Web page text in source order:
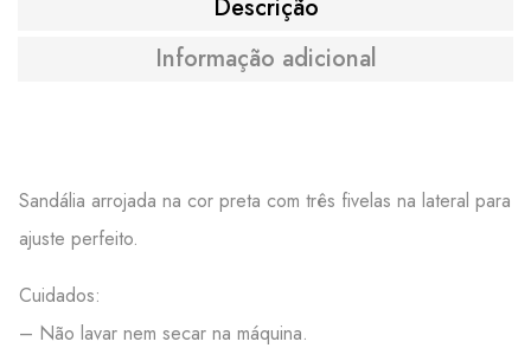
Descrição
Informação adicional
Sandália arrojada na cor preta com três fivelas na lateral para
ajuste perfeito.
Cuidados:
– Não lavar nem secar na máquina.